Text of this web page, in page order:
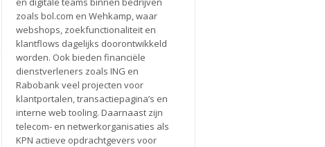
zoals bol.com en Wehkamp, waar
webshops, zoekfunctionaliteit en
klantflows dagelijks doorontwikkeld
worden. Ook bieden financiële
dienstverleners zoals ING en
Rabobank veel projecten voor
klantportalen, transactiepagina’s en
interne web tooling. Daarnaast zijn
telecom- en netwerkorganisaties als
KPN actieve opdrachtgevers voor